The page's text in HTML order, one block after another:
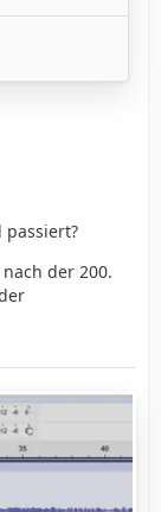
Shuttle
hat.
einfach
ChatGPT
passiert?
der 200.